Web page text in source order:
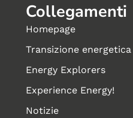
Collegamenti
Homepage
Transizione energetica
Energy Explorers
Experience Energy!
Notizie